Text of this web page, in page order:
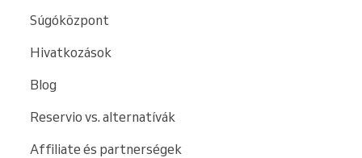
Súgóközpont
Hivatkozások
Blog
Reservio vs. alternatívák
Affiliate és partnerségek